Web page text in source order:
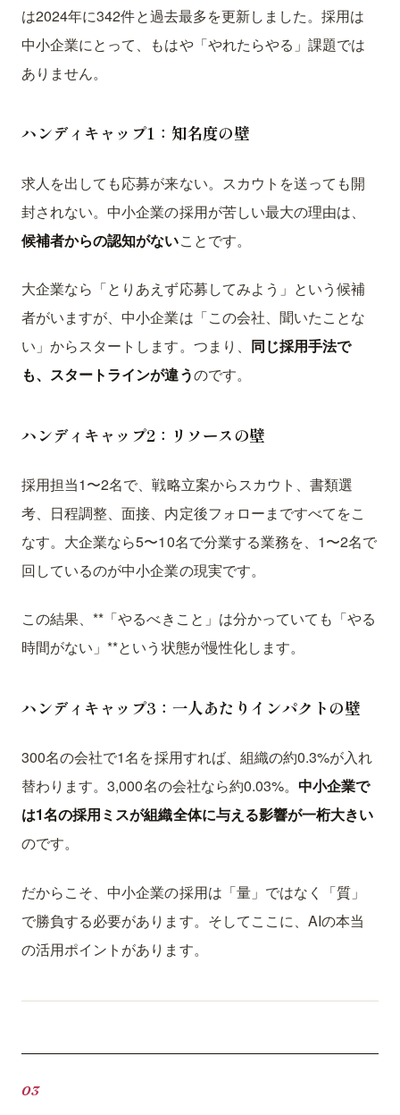
は2024年に342件と過去最多を更新しました。採用は
中小企業にとって、もはや「やれたらやる」課題では
ありません。
ハンディキャップ1：知名度の壁
求人を出しても応募が来ない。スカウトを送っても開
封されない。中小企業の採用が苦しい最大の理由は、
候補者からの認知がないことです。
大企業なら「とりあえず応募してみよう」という候補
者がいますが、中小企業は「この会社、聞いたことな
い」からスタートします。つまり、 同じ採用手法で
も、スタートラインが違うのです。
ハンディキャップ2：リソースの壁
採用担当1〜2名で、戦略立案からスカウト、書類選
考、日程調整、面接、内定後フォローまですべてをこ
なす。大企業なら5〜10名で分業する業務を、1〜2名で
回しているのが中小企業の現実です。
この結果、**「やるべきこと」は分かっていても「やる
時間がない」**という状態が慢性化します。
ハンディキャップ3：一人あたりインパクトの壁
300名の会社で1名を採用すれば、組織の約0.3%が入れ
替わります。3,000名の会社なら約0.03%。中小企業で
は1名の採用ミスが組織全体に与える影響が一桁大きい
のです。
だからこそ、中小企業の採用は「量」ではなく「質」
で勝負する必要があります。そしてここに、AIの本当
の活用ポイントがあります。